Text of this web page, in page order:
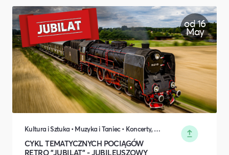
od 16
May
Kultura i Sztuka • Muzyka i Taniec • Koncerty, Festiwale, Rozrywka • Turystyka i podróże • Transport i logistyka • Rodzina i relacje międzyludzkie • Środowisko naturalne
CYKL TEMATYCZNYCH POCIĄGÓW
RETRO "JUBILAT" - JUBILEUSZOWY